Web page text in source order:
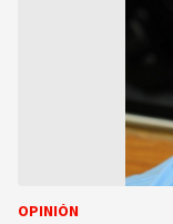
OPINIÓN